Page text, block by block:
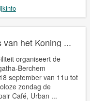
het Koning ...
organiseert de
Berchem
september van 11u tot
zondag de
Café, Urban ...